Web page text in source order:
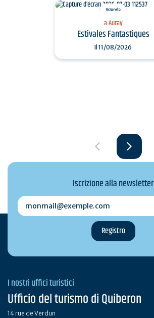
Agenda
a Auray
Estivales Fantastiques
Il11/08/2026
Iscrizione alla newsletter
monmail@exemple.com
I nostri uffici turistici
Ufficio del turismo di Quiberon
14 rue de Verdun